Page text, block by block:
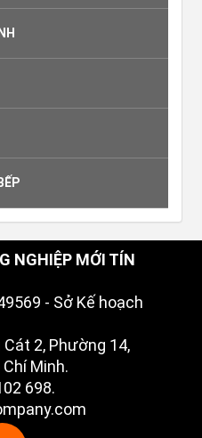
NGHIỆP MỚI TÍN
- Sở Kế hoạch
2, Phường 14,
Chí Minh.
698.